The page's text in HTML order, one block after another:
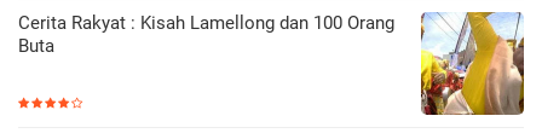
Cerita Rakyat : Kisah Lamellong dan 100 Orang
Buta